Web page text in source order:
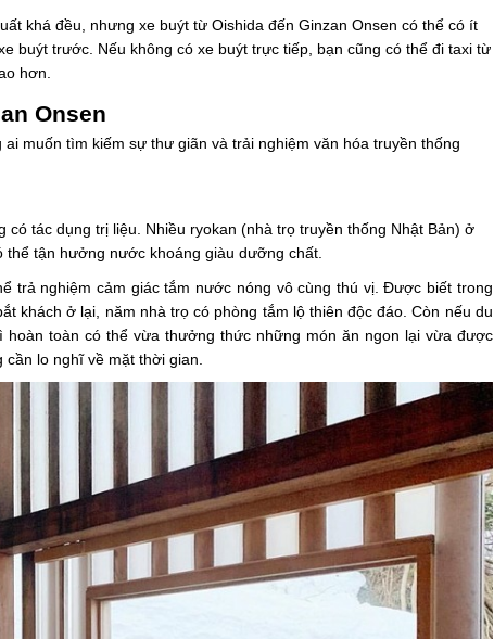
khá đều, nhưng xe buýt từ Oishida đến Ginzan Onsen có thể có ít
buýt trước. Nếu không có xe buýt trực tiếp, bạn cũng có thể đi taxi từ
hơn.
Onsen
muốn tìm kiếm sự thư giãn và trải nghiệm văn hóa truyền thống
tác dụng trị liệu. Nhiều ryokan (nhà trọ truyền thống Nhật Bản) ở
tận hưởng nước khoáng giàu dưỡng chất.
trả nghiệm cảm giác tắm nước nóng vô cùng thú vị. Được biết trong
khách ở lại, năm nhà trọ có phòng tắm lộ thiên độc đáo. Còn nếu du
toàn có thể vừa thưởng thức những món ăn ngon lại vừa được
lo nghĩ về mặt thời gian.